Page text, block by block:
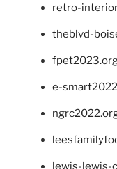
retro-
theblvd-
e-
lewis-lewis-